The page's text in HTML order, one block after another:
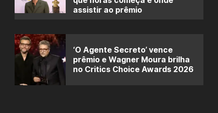
assistir ao prêmio
‘O Agente Secreto’ vence
prêmio e Wagner Moura brilha
no Critics Choice Awards 2026